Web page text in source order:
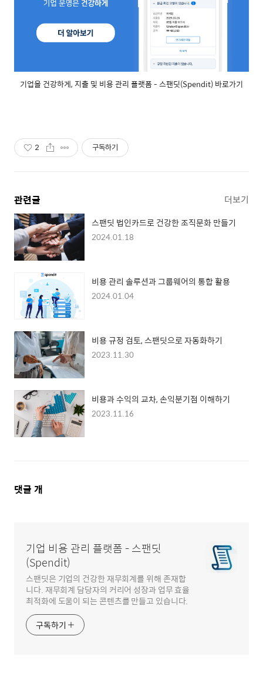
기업을 건강하게, 지출 및 비용 관리 플랫폼 - 스팬딧(Spendit) 바로가기
2 구독하기
관련글 더보기
스팬딧 법인카드로 건강한 조직문화 만들기
2024.01.18
비용 관리 솔루션과 그룹웨어의 통합 활용
2024.01.04
비용 규정 검토, 스팬딧으로 자동화하기
2023.11.30
비용과 수익의 교차, 손익분기점 이해하기
2023.11.16
댓
댓글 개
기업 비용 관리 플랫폼 - 스팬딧
(Spendit)
스팬딧은 기업의 건강한 재무회계를 위해 존재합
니다. 재무회계 담당자의 커리어 성장과 업무 효율
최적화에 도움이 되는 콘텐츠를 만들고 있습니다.
구독하기